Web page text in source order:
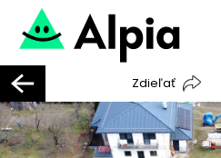
Zdieľať